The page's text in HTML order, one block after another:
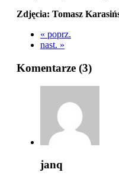
Zdjęcia: Tomasz
« poprz.
nast. »
Komentarze (3)
janq